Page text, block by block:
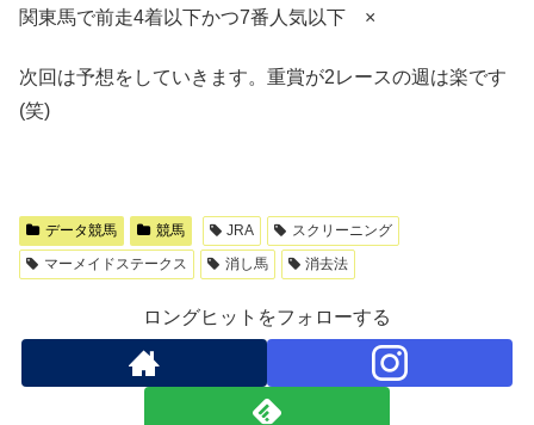
関東馬で前走4着以下かつ7番人気以下 ×
次回は予想をしていきます。重賞が2レースの週は楽です
(笑)
データ競馬 競馬 JRA
スクリーニング
マーメイドステークス
消し馬 消去法
ロングヒットをフォローする